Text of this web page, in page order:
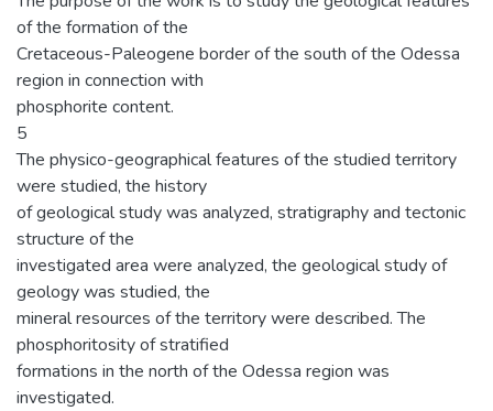
of the formation of the
Cretaceous-Paleogene border of the south of the Odessa
region in connection with
phosphorite content.
5
The physico-geographical features of the studied territory
were studied, the history
of geological study was analyzed, stratigraphy and tectonic
structure of the
investigated area were analyzed, the geological study of
geology was studied, the
mineral resources of the territory were described. The
phosphoritosity of stratified
formations in the north of the Odessa region was
investigated.